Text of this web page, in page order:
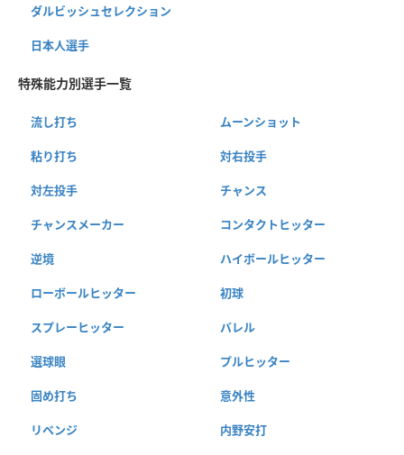
ダルビッシュセレクション
日本人選手
特殊能力別選手一覧
流し打ち ムーンショット
粘り打ち 対右投手
対左投手 チャンス
チャンスメーカー コンタクトヒッター
逆境 ハイボールヒッター
ローボールヒッター 初球
スプレーヒッター バレル
選球眼 プルヒッター
固め打ち 意外性
リベンジ 内野安打